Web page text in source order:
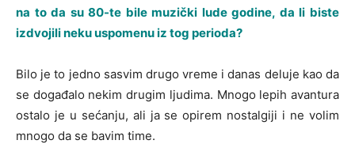
na to da su 80-te bile muzički lude godine, da li biste
izdvojili neku uspomenu iz tog perioda?
Bilo je to jedno sasvim drugo vreme i danas deluje kao da
se događalo nekim drugim ljudima. Mnogo lepih avantura
ostalo je u sećanju, ali ja se opirem nostalgiji i ne volim
mnogo da se bavim time.